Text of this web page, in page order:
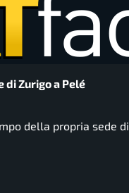
Zurigo a Pelé
della propria sede di